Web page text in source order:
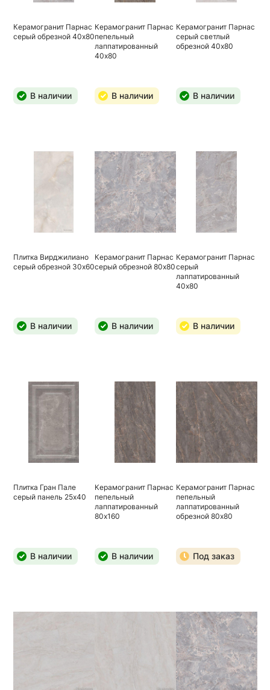
Керамогранит Парнас
серый обрезной 40х80
В наличии
Керамогранит Парнас
пепельный
лаппатированный
40х80
В наличии
Керамогранит Парнас
серый светлый
обрезной 40х80
В наличии
Плитка Вирджилиано
серый обрезной 30х60
В наличии
Керамогранит Парнас
серый обрезной 80х80
В наличии
Керамогранит Парнас
серый
лаппатированный
40х80
В наличии
Плитка Гран Пале
серый панель 25х40
В наличии
Керамогранит Парнас
пепельный
лаппатированный
80х160
В наличии
Керамогранит Парнас
пепельный
лаппатированный
обрезной 80х80
Под заказ